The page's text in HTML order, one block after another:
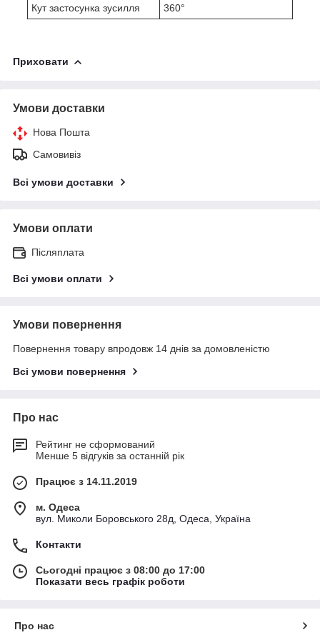
Кут застосунка зусилля
360°
Приховати
Умови доставки
Нова Пошта
Самовивіз
Всі умови доставки
Умови оплати
Післяплата
Всі умови оплати
Умови повернення
Повернення товару впродовж 14 днів за домовленістю
Всі умови повернення
Про нас
Рейтинг не сформований
Менше 5 відгуків за останній рік
Працює з 14.11.2019
м. Одеса
вул. Миколи Боровського 28д, Одеса, Україна
Контакти
Сьогодні працює з 08:00 до 17:00
Показати весь графік роботи
Про нас